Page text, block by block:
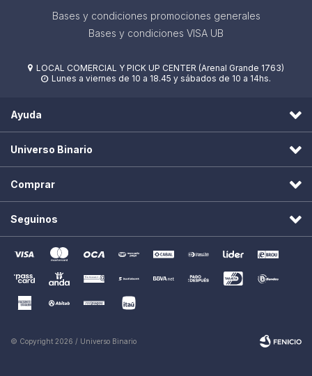
Bases y condiciones promociones generales
Bases y condiciones VISA UB
 LOCAL COMERCIAL Y PICK UP CENTER (Arenal Grande 1763)
 Lunes a viernes de 10 a 18.45 y sábados de 10 a 14hs.
Ayuda
Universo Binario
Comprar
Seguinos
© Copyright 2026 / Universo Binario